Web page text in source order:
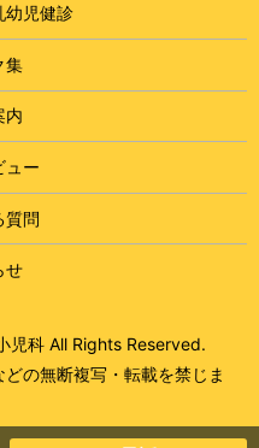
幼児健診
集
内
ュー
質問
せ
科 All Rights Reserved.
どの無断複写・転載を禁じま